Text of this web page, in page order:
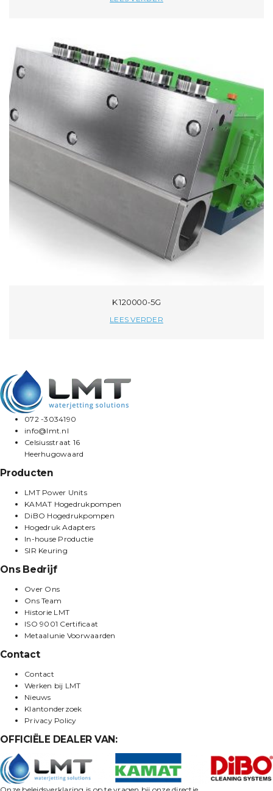
K 120000-5G
LEES VERDER
072 -3034190
info@lmt.nl
Celsiusstraat 16
Heerhugowaard
Producten
LMT Power Units
KAMAT Hogedrukpompen
DiBO Hogedrukpompen
Hogedruk Adapters
In-house Productie
SIR Keuring
Ons Bedrijf
Over Ons
Ons Team
Historie LMT
ISO 9001 Certificaat
Metaalunie Voorwaarden
Contact
Contact
Werken bij LMT
Nieuws
Klantonderzoek
Privacy Policy
OFFICIËLE DEALER VAN: